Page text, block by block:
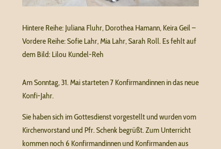
Hintere Reihe: Juliana Fluhr, Dorothea Hamann, Keira Geil –
Vordere Reihe: Sofie Lahr, Mia Lahr, Sarah Roll. Es fehlt auf
dem Bild: Lilou Kundel-Reh
Am Sonntag, 31. Mai starteten 7 Konfirmandinnen in das neue
Konfi-Jahr.
Sie haben sich im Gottesdienst vorgestellt und wurden vom
Kirchenvorstand und Pfr. Schenk begrüßt. Zum Unterricht
kommen noch 6 Konfirmandinnen und Konfirmanden aus